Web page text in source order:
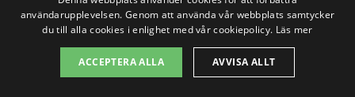
följande städer i närheten:
Båstad
användarupplevelsen. Genom att använda vår webbplats samtycker
du till alla cookies i enlighet med vår cookiepolicy. Läs mer
ACCEPTERA ALLA AVVISA ALLT